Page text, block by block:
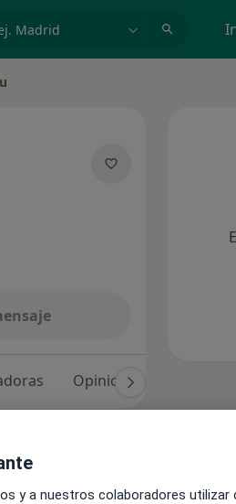
Opiniones (145)
y a nuestros colaboradores utilizar